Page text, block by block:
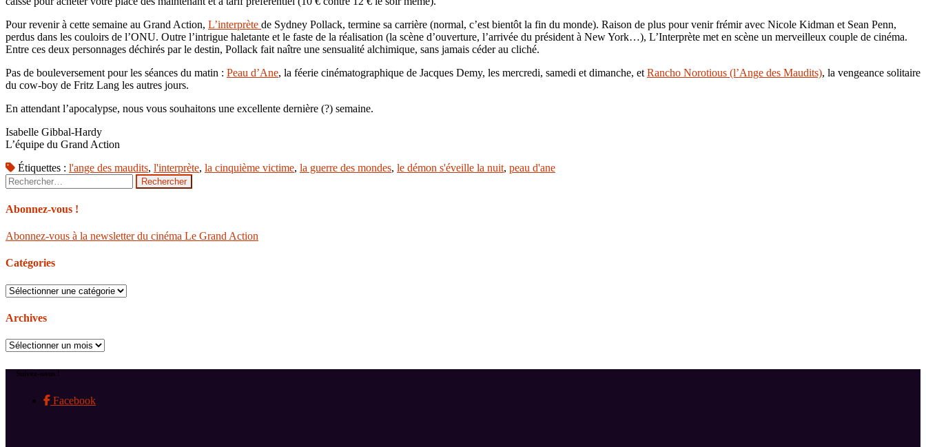
Pour revenir à cette semaine au Grand Action, L’interprète de Sydney Pollack, termine sa carrière (normal, c’est bientôt la fin du monde). Raison de plus pour venir frémir avec Nicole Kidman et Sean Penn,
perdus dans les couloirs de l’ONU. Outre l’intrigue haletante et le faste de la réalisation (la scène d’ouverture, l’arrivée du président à New York…), L’Interprète met en scène un merveilleux couple de cinéma.
Entre ces deux personnages déchirés par le destin, Pollack fait naître une sensualité alchimique, sans jamais céder au cliché.
Pas de bouleversement pour les séances du matin : Peau d’Ane, la féerie cinématographique de Jacques Demy, les mercredi, samedi et dimanche, et Rancho Norotious (l’Ange des Maudits), la vengeance solitaire
du cow-boy de Fritz Lang les autres jours.
En attendant l’apocalypse, nous vous souhaitons une excellente dernière (?) semaine.
Isabelle Gibbal-Hardy
L’équipe du Grand Action
Étiquettes : l'ange des maudits, l'interprète, la cinquième victime, la guerre des mondes, le démon s'éveille la nuit, peau d'ane
Rechercher :
Abonnez-vous !
Abonnez-vous à la newsletter du cinéma Le Grand Action
Catégories
Catégories
Archives
Archives
Suivez-nous !
Facebook